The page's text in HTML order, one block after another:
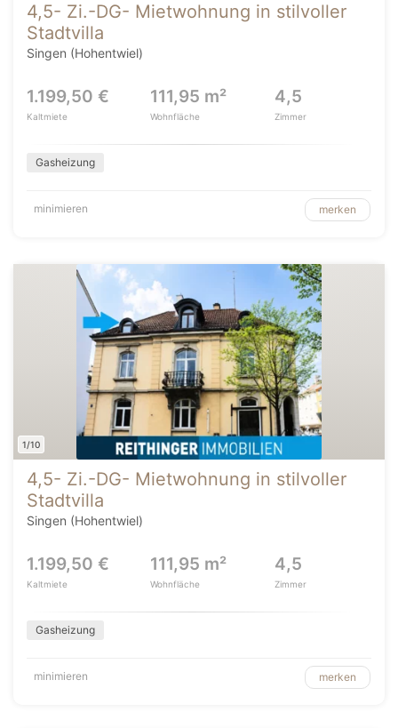
4,5- Zi.-DG- Mietwohnung in stilvoller
Stadtvilla
Singen (Hohentwiel)
1.199,50 €
Kaltmiete
111,95 m²
Wohnfläche
4,5
Zimmer
Gasheizung
minimieren merken
1/10
4,5- Zi.-DG- Mietwohnung in stilvoller
Stadtvilla
Singen (Hohentwiel)
1.199,50 €
Kaltmiete
111,95 m²
Wohnfläche
4,5
Zimmer
Gasheizung
minimieren merken